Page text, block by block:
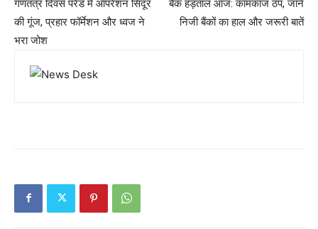
गणतंत्र दिवस परेड में ऑपरेशन सिंदूर
की गूंज, प्रहार फॉर्मेशन और ध्वज ने
भरा जोश
बैंक हड़ताल आज: कामकाज ठप, जानें
निजी बैंकों का हाल और जरूरी बातें